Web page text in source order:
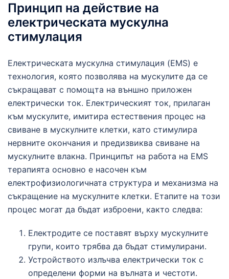
Принцип на действие на
електрическата мускулна
стимулация
Електрическата мускулна стимулация (EMS) е
технология, която позволява на мускулите да се
съкращават с помощта на външно приложен
електрически ток. Електрическият ток, прилаган
към мускулите, имитира естествения процес на
свиване в мускулните клетки, като стимулира
нервните окончания и предизвиква свиване на
мускулните влакна. Принципът на работа на EMS
терапията основно е насочен към
електрофизиологичната структура и механизма на
съкращение на мускулните клетки. Етапите на този
процес могат да бъдат изброени, както следва:
Електродите се поставят върху мускулните
групи, които трябва да бъдат стимулирани.
Устройството излъчва електрически ток с
определени форми на вълната и честоти.